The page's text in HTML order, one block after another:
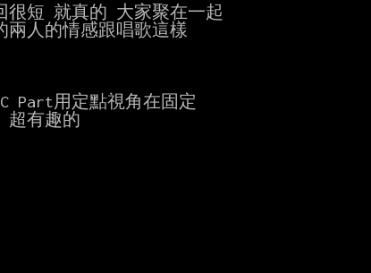
很短 就真的 大家聚在一起
人的情感跟唱歌這樣
Part用定點視角在固定
超有趣的